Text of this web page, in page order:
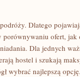
Dlatego
porównywaniu ofert,
Dla jednych
hostel i szukają
wybrać najlepszą opcję.